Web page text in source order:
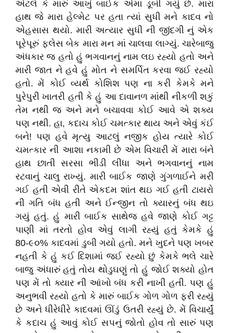
એટલે કે મારું આખું બાઈક એમાં ડૂબી ગયું છે. મારા
હાથ જે મારા હેલ્મેટ પર હતા ત્યાં સુધી મને કાદવ નો
એહસાસ થયો. મારી અત્યાર સુધી ની જીંદગી નું એક
પૂરેપૂરું ફ્લેસ બેક મારા મન માં ચાલવા લાગ્યું. ચારેબાજુ
અંધકાર જ હતો હું ભગવાનનું નામ લઇ રહ્યો હતો અને
મારી જાત ને હવે હું મોત ને સમર્પિત કરવા જઈ રહ્યો
હતો. મેં કોઈ વ્યર્થ કોશિશ પણ ના કરી કેમકે મને
પુરેપુરી ખાતરી હતી કે હું આ દાવાનળ માંથી નીકળી શકું
તેમ નથી જ અને મને બચાવવા કોઈ આવે એ શક્ય
પણ નથી. હા, કદાચ કોઈ ચમત્કાર થાય અને એવું કંઈ
બને! પણ હવે મૃત્યુ આટલું નજીક હોય ત્યારે કોઈ
ચમત્કાર ની આશા નકામી છે એમ વિચારી મેં મારા બંને
હાથ છાતી સરસા ભીડી લીધા અને ભગવાનનું નામ
રટવાનું ચાલુ રાખ્યું. મારી બાઈક જાણે ગુંગળાઈને મરી
ગઈ હતી એવી રીતે એકદમ શાંત થઇ ગઈ હતી ટાયરો
ની ગતિ બંધ હતી અને ઈન્જીન તો ક્યારનું બંધ થઇ
ગયું હતું. હું મારી બાઈક સાથેજ હવે જાણે કોઈ ગટ્ટ
પાણી માં તરતો હોવ એવું લાગી રહ્યું હતું કેમકે હું
80-૯૦% કાદવમાં ડુબી ગયો હતો. મને ખુદને પણ ખબર
નહતી કે હું કઈ દિશામાં જઈ રહ્યો છું કેમકે ભલે ચારે
બાજુ અંધારું હતું તોય થોડુઘણું તો હું જોઈ શક્યો હોત
પણ મેં તો ક્યાર ની આંખો બંધ કરી નાખી હતી. પણ હું
અનુભવી રહ્યો હતો કે મારું બાઈક ગોળ ગોળ ફરી રહ્યું
છે અને ધીરેધીરે કાદવમાં ઊંડું ઉતરી રહ્યું છે. મેં વિચાર્યું
કે કદાચ હું આવું કોઈ સપનું જોતો હોવ તો સારું પણ